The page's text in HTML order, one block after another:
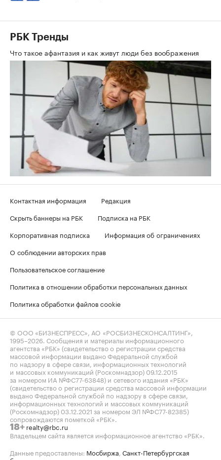
РБК Тренды
Что такое афантазия и как живут люди без воображения
Контактная информация
Редакция
Скрыть баннеры на РБК
Подписка на РБК
Корпоративная подписка
Информация об ограничениях
О соблюдении авторских прав
Пользовательское соглашение
Политика в отношении обработки персональных данных
Политика обработки файлов cookie
© ООО «БИЗНЕСПРЕСС», АО «РОСБИЗНЕСКОНСАЛТИНГ»,
1995–2026. Сообщения и материалы информационного
агентства «РБК» (свидетельство о регистрации средства
массовой информации выдано Федеральной службой
по надзору в сфере связи, информационных технологий
и массовых коммуникаций (Роскомнадзор) 09.12.2015
за номером ИА №ФС77-63848) и сетевого издания «РБК»
(свидетельство о регистрации средства массовой информации
выдано Федеральной службой по надзору в сфере связи,
информационных технологий и массовых коммуникаций
(Роскомнадзор) 03.12.2021 за номером ЭЛ №ФС77-82385)
сопровождаются пометкой «РБК».
18+ realty@rbc.ru
Владельцем сайта является информационное агентство «РБК».
Данные предоставлены: Мосбиржа, Санкт-Петербургская